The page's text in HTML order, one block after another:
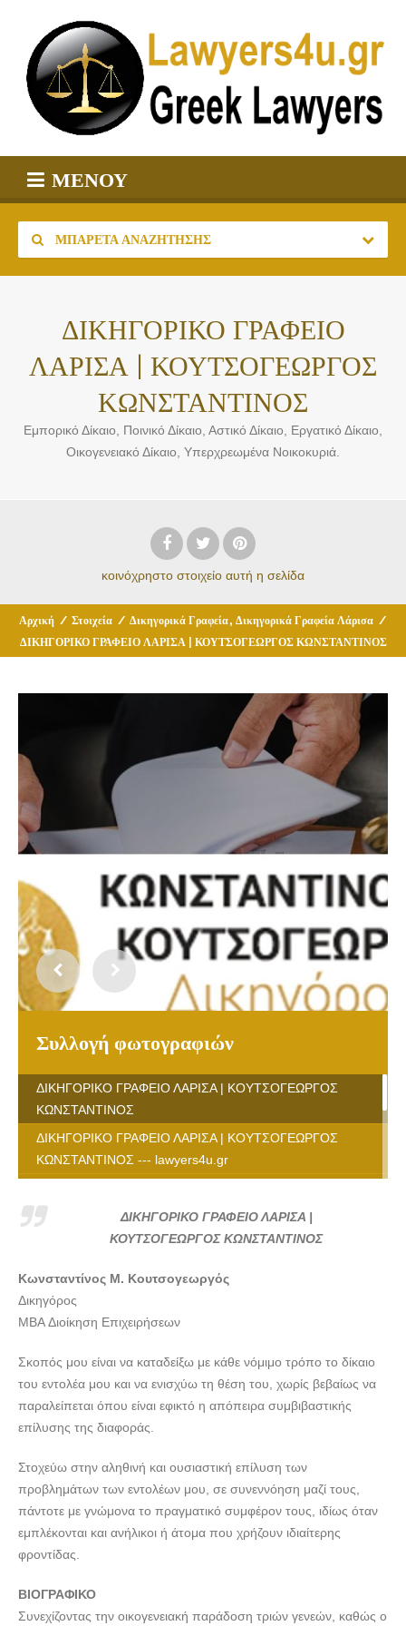
ΜΕΝΟΎ
ΜΠΑΡΈΤΑ ΑΝΑΖΉΤΗΣΗΣ
ΔΙΚΗΓΟΡΙΚΟ ΓΡΑΦΕΙΟ
ΛΑΡΙΣΑ | ΚΟΥΤΣΟΓΕΩΡΓΟΣ
ΚΩΝΣΤΑΝΤΙΝΟΣ
Εμπορικό Δίκαιο, Ποινικό Δίκαιο, Αστικό Δίκαιο, Εργατικό Δίκαιο,
Οικογενειακό Δίκαιο, Υπερχρεωμένα Νοικοκυριά.
κοινόχρηστο στοιχείο αυτή η σελίδα
Αρχική / Στοιχεία / Δικηγορικά Γραφεία, Δικηγορικά Γραφεία Λάρισα /
ΔΙΚΗΓΟΡΙΚΟ ΓΡΑΦΕΙΟ ΛΑΡΙΣΑ | ΚΟΥΤΣΟΓΕΩΡΓΟΣ ΚΩΝΣΤΑΝΤΙΝΟΣ
Συλλογή φωτογραφιών
ΔΙΚΗΓΟΡΙΚΟ ΓΡΑΦΕΙΟ ΛΑΡΙΣΑ | ΚΟΥΤΣΟΓΕΩΡΓΟΣ
ΚΩΝΣΤΑΝΤΙΝΟΣ
ΔΙΚΗΓΟΡΙΚΟ ΓΡΑΦΕΙΟ ΛΑΡΙΣΑ | ΚΟΥΤΣΟΓΕΩΡΓΟΣ
ΚΩΝΣΤΑΝΤΙΝΟΣ --- lawyers4u.gr
ΚΩΝΣΤΑΝΤΙΝΟΣ --- lawyers4u.gr
ΔΙΚΗΓΟΡΙΚΟ ΓΡΑΦΕΙΟ ΛΑΡΙΣΑ | ΚΟΥΤΣΟΓΕΩΡΓΟΣ
ΔΙΚΗΓΟΡΙΚΟ ΓΡΑΦΕΙΟ ΛΑΡΙΣΑ | ΚΟΥΤΣΟΓΕΩΡΓΟΣ
ΚΩΝΣΤΑΝΤΙΝΟΣ --- lawyers4u.gr
ΚΩΝΣΤΑΝΤΙΝΟΣ --- lawyers4u.gr
ΔΙΚΗΓΟΡΙΚΟ ΓΡΑΦΕΙΟ ΛΑΡΙΣΑ |
ΚΟΥΤΣΟΓΕΩΡΓΟΣ ΚΩΝΣΤΑΝΤΙΝΟΣ
Κωνσταντίνος Μ. Κουτσογεωργός
Δικηγόρος
MBA Διοίκηση Επιχειρήσεων
Σκοπός μου είναι να καταδείξω με κάθε νόμιμο τρόπο το δίκαιο
του εντολέα μου και να ενισχύω τη θέση του, χωρίς βεβαίως να
παραλείπεται όπου είναι εφικτό η απόπειρα συμβιβαστικής
επίλυσης της διαφοράς.
Στοχεύω στην αληθινή και ουσιαστική επίλυση των
προβλημάτων των εντολέων μου, σε συνεννόηση μαζί τους,
πάντοτε με γνώμονα το πραγματικό συμφέρον τους, ιδίως όταν
εμπλέκονται και ανήλικοι ή άτομα που χρήζουν ιδιαίτερης
φροντίδας.
ΒΙΟΓΡΑΦΙΚΟ
Συνεχίζοντας την οικογενειακή παράδοση τριών γενεών, καθώς ο